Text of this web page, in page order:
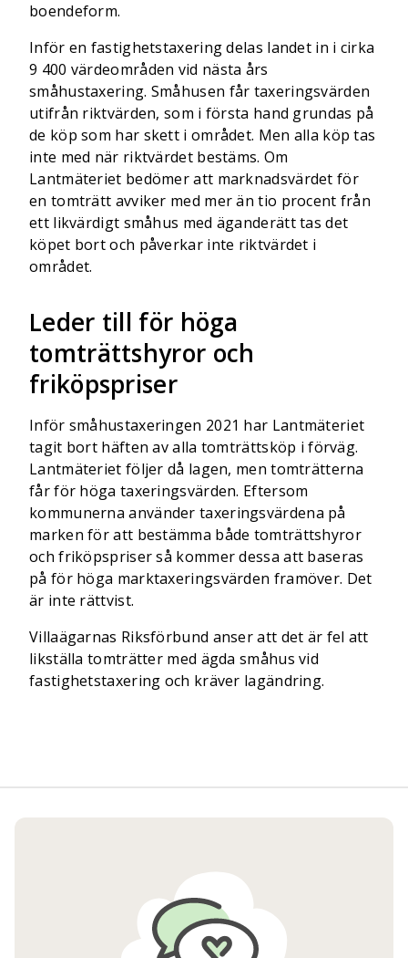
boendeform.
Inför en fastighetstaxering delas landet in i cirka
9 400 värdeområden vid nästa års
småhustaxering. Småhusen får taxeringsvärden
utifrån riktvärden, som i första hand grundas på
de köp som har skett i området. Men alla köp tas
inte med när riktvärdet bestäms. Om
Lantmäteriet bedömer att marknadsvärdet för
en tomträtt avviker med mer än tio procent från
ett likvärdigt småhus med äganderätt tas det
köpet bort och påverkar inte riktvärdet i
området.
Leder till för höga
tomträttshyror och
friköpspriser
Inför småhustaxeringen 2021 har Lantmäteriet
tagit bort häften av alla tomträttsköp i förväg.
Lantmäteriet följer då lagen, men tomträtterna
får för höga taxeringsvärden. Eftersom
kommunerna använder taxeringsvärdena på
marken för att bestämma både tomträttshyror
och friköpspriser så kommer dessa att baseras
på för höga marktaxeringsvärden framöver. Det
är inte rättvist.
Villaägarnas Riksförbund anser att det är fel att
likställa tomträtter med ägda småhus vid
fastighetstaxering och kräver lagändring.